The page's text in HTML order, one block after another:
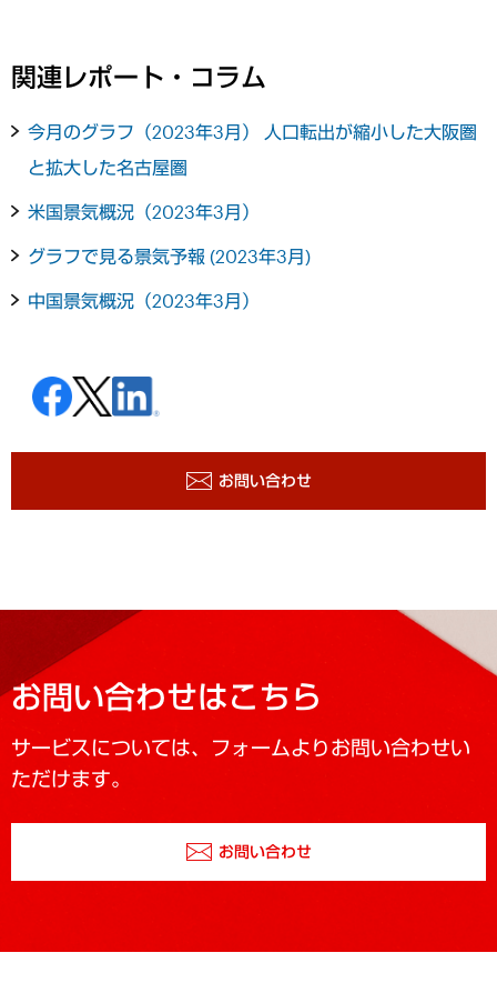
関連レポート・コラム
今月のグラフ（2023年3月） 人口転出が縮小した大阪圏
と拡大した名古屋圏
米国景気概況（2023年3月）
グラフで見る景気予報 (2023年3月)
中国景気概況（2023年3月）
お問い合わせ
お問い合わせはこちら
サービスについては、フォームよりお問い合わせい
ただけます。
お問い合わせ